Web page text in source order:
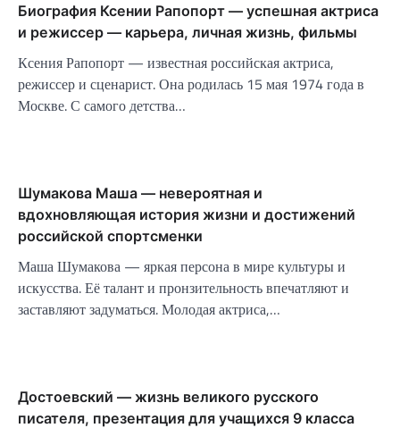
Биография Ксении Рапопорт — успешная актриса
и режиссер — карьера, личная жизнь, фильмы
Ксения Рапопорт — известная российская актриса,
режиссер и сценарист. Она родилась 15 мая 1974 года в
Москве. С самого детства…
Шумакова Маша — невероятная и
вдохновляющая история жизни и достижений
российской спортсменки
Маша Шумакова — яркая персона в мире культуры и
искусства. Её талант и пронзительность впечатляют и
заставляют задуматься. Молодая актриса,…
Достоевский — жизнь великого русского
писателя, презентация для учащихся 9 класса